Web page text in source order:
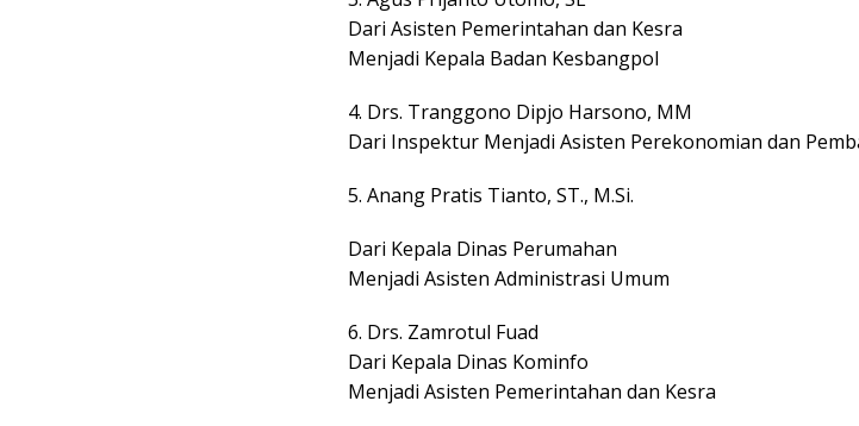
Dari Asisten Pemerintahan dan Kesra
Menjadi Kepala Badan Kesbangpol
4. Drs. Tranggono Dipjo Harsono, MM
Dari Inspektur Menjadi Asisten Perekonomian dan
5. Anang Pratis Tianto, ST., M.Si.
Dari Kepala Dinas Perumahan
Menjadi Asisten Administrasi Umum
6. Drs. Zamrotul Fuad
Dari Kepala Dinas Kominfo
Menjadi Asisten Pemerintahan dan Kesra